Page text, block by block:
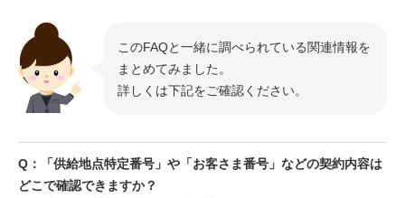
「ソフトバンクガス Powered by TEPCO」をご利用中のお客さ
ま
手続きは東京電力エナジーパートナーにて受け付けています。
連絡先
東京電力エナジーパートナー
「ソフトバンクガス Powered by 関西電力」をご利用中のお客
さま
手続きはソフトバンクでんき・ガスサポートセンターにて受け付
このFAQと一緒に調べられている関連情報を
まとめてみました。
詳しくは下記をご確認ください。
Q：「供給地点特定番号」や「お客さま番号」などの契約内容は
どこで確認できますか？